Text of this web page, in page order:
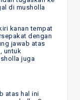
di musholla
kanan tempat
dengan
jawab atas
untuk
juga
atas hal ini